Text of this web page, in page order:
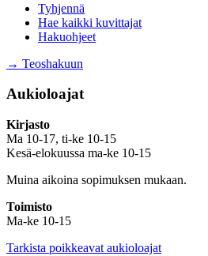
Tyhjennä
Hae kaikki kuvittajat
Hakuohjeet
→ Teoshakuun
Aukioloajat
Kirjasto
Ma 10-17, ti-ke 10-15
Kesä-elokuussa ma-ke 10-15
Muina aikoina sopimuksen mukaan.
Toimisto
Ma-ke 10-15
Tarkista poikkeavat aukioloajat